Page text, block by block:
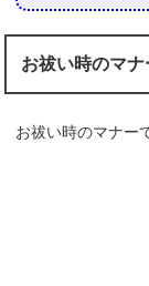
お祓い時のマナ
お祓い時のマナー